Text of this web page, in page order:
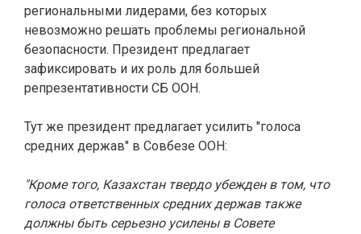
региональными лидерами, без которых
невозможно решать проблемы региональной
безопасности. Президент предлагает
зафиксировать и их роль для большей
репрезентативности СБ ООН.
Тут же президент предлагает усилить "голоса
средних держав" в Совбезе ООН:
"Кроме того, Казахстан твердо убежден в том, что
голоса ответственных средних держав также
должны быть серьезно усилены в Совете